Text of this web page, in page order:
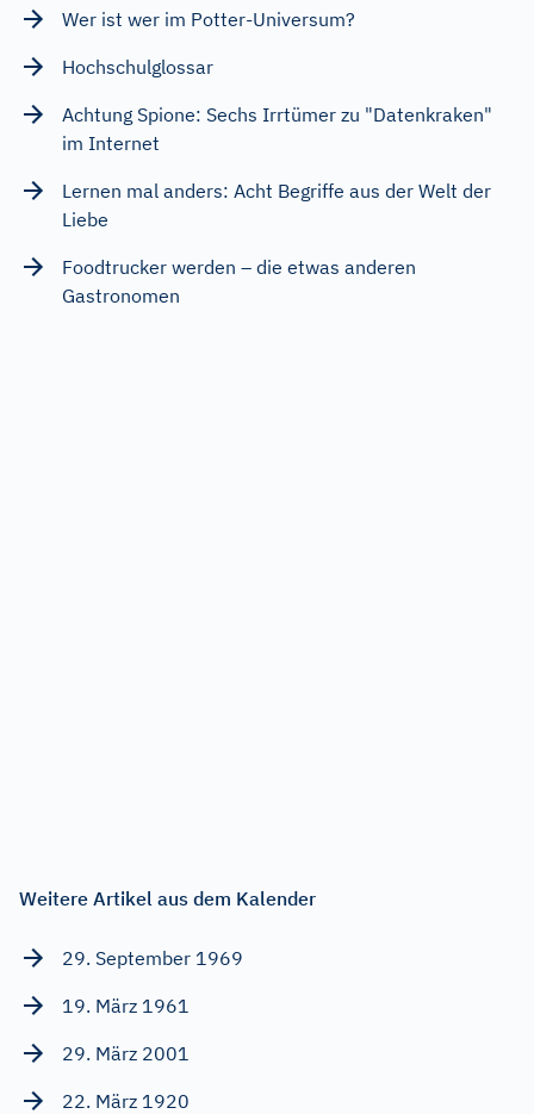
Wer ist wer im Potter-Universum?
Hochschulglossar
Achtung Spione: Sechs Irrtümer zu "Datenkraken"
im Internet
Lernen mal anders: Acht Begriffe aus der Welt der
Liebe
Foodtrucker werden – die etwas anderen
Gastronomen
Weitere Artikel aus dem Kalender
29. September 1969
19. März 1961
29. März 2001
22. März 1920